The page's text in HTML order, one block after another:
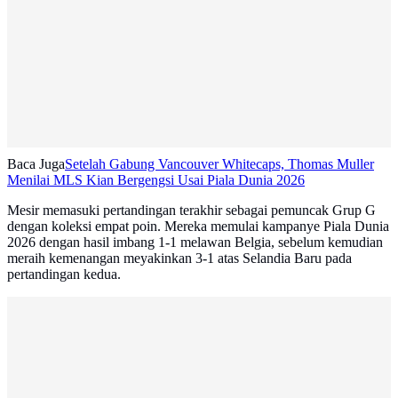
Baca JugaSetelah Gabung Vancouver Whitecaps, Thomas Muller
Menilai MLS Kian Bergengsi Usai Piala Dunia 2026
Mesir memasuki pertandingan terakhir sebagai pemuncak Grup G
dengan koleksi empat poin. Mereka memulai kampanye Piala Dunia
2026 dengan hasil imbang 1-1 melawan Belgia, sebelum kemudian
meraih kemenangan meyakinkan 3-1 atas Selandia Baru pada
pertandingan kedua.